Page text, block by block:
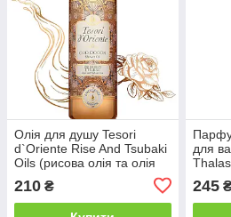
Олія для душу Tesori
d`Oriente Rise And Tsubaki
Oils (рисова олія та олія
210 ₴
для
245